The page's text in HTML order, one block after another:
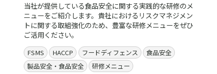
当社が提供している食品安全に関する実践的な研修のメ
ニューをご紹介します。貴社におけるリスクマネジメン
トに関する取組強化のため、豊富な研修メニューをぜひ
ご活用ください。
FSMS HACCP フードディフェンス
食品安全
製品安全・食品安全
研修メニュー